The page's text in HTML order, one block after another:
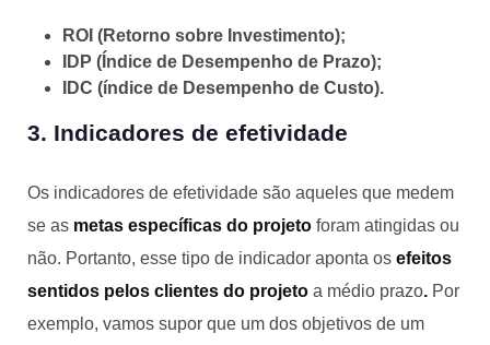
ROI (Retorno sobre Investimento);
IDP (Índice de Desempenho de Prazo);
IDC (índice de Desempenho de Custo).
3. Indicadores de efetividade
Os indicadores de efetividade são aqueles que medem
se as metas específicas do projeto foram atingidas ou
não. Portanto, esse tipo de indicador aponta os efeitos
sentidos pelos clientes do projeto a médio prazo. Por
exemplo, vamos supor que um dos objetivos de um